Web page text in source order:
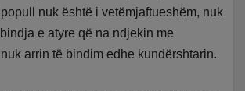
nuk është i vetëmjaftueshëm, nuk
e atyre që na ndjekin me
arrin të bindim edhe kundërshtarin.